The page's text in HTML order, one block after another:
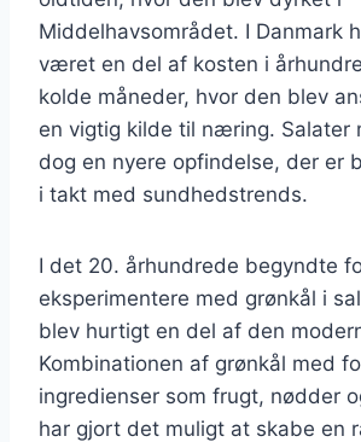
Middelhavsområdet. I Danmark
været en del af kosten i
kolde måneder, hvor den blev
en vigtig kilde til næring. Salater
dog en nyere opfindelse, der er
i takt med sundhedstrends.
I det 20. århundrede begyndte
eksperimentere med grønkål i
blev hurtigt en del af den
Kombinationen af grønkål med
ingredienser som frugt, nødder
har gjort det muligt at skabe en